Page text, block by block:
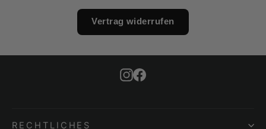
Vertrag widerrufen
Instagram
Facebook
RECHTLICHES